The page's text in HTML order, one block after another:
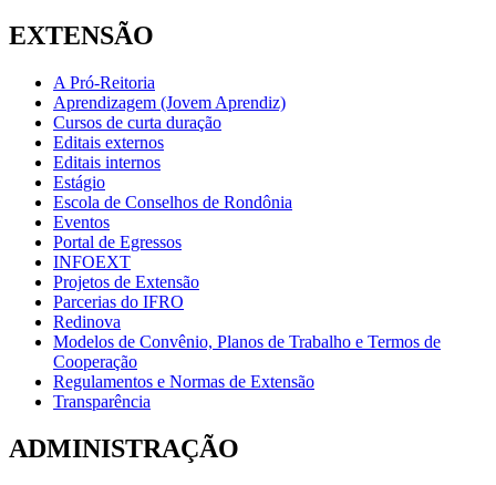
EXTENSÃO
A Pró-Reitoria
Aprendizagem (Jovem Aprendiz)
Cursos de curta duração
Editais externos
Editais internos
Estágio
Escola de Conselhos de Rondônia
Eventos
Portal de Egressos
INFOEXT
Projetos de Extensão
Parcerias do IFRO
Redinova
Modelos de Convênio, Planos de Trabalho e Termos de
Cooperação
Regulamentos e Normas de Extensão
Transparência
ADMINISTRAÇÃO